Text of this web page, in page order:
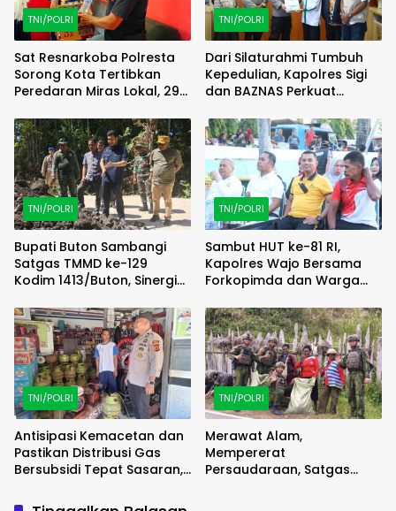
TNI/POLRI
Sat Resnarkoba Polresta
Sorong Kota Tertibkan
Peredaran Miras Lokal, 29
TNI/POLRI
Dari Silaturahmi Tumbuh
Kepedulian, Kapolres Sigi
dan BAZNAS Perkuat
TNI/POLRI
Bupati Buton Sambangi
Satgas TMMD ke-129
Kodim 1413/Buton, Sinergi
Menguat
TNI/POLRI
Sambut HUT ke-81 RI,
Kapolres Wajo Bersama
Forkopimda dan Warga
Karung
TNI/POLRI
Antisipasi Kemacetan dan
Pastikan Distribusi Gas
Bersubsidi Tepat Sasaran,
Patroli
TNI/POLRI
Merawat Alam,
Mempererat
Persaudaraan, Satgas